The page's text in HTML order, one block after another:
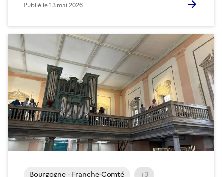
Publié le13 mai 2026
Bourgogne - Franche-Comté +3